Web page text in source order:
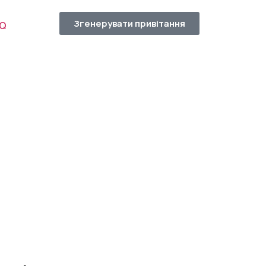
Згенерувати привітання